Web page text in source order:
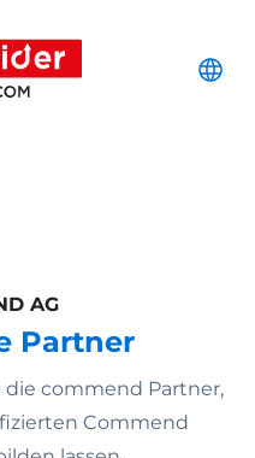
Schneider
AG
Partner
die commend Partner,
Commend